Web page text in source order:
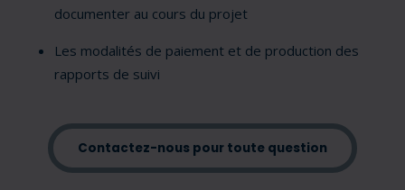
documenter au cours du projet
Les modalités de paiement et de production des
rapports de suivi
Contactez-nous pour toute question